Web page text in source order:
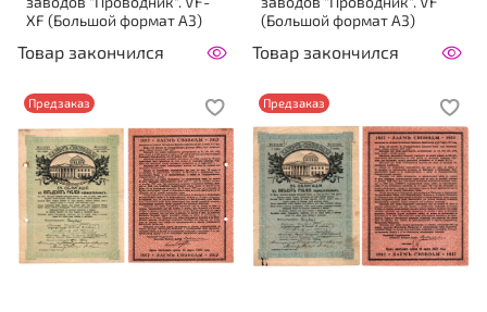
XF (Большой формат А3)
Товар закончился
(Большой формат А3)
Товар закончился
Предзаказ Предзаказ